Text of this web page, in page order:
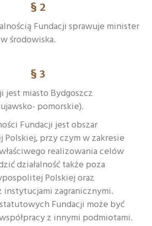
§ 2
Fundacji sprawuje minister
środowiska.
§ 3
jest miasto Bydgoszcz
pomorskie).
Fundacji jest obszar
przy czym w zakresie
realizowania celów
działalność także poza
Polskiej oraz
instytucjami zagranicznymi.
Fundacji może być
z innymi podmiotami.